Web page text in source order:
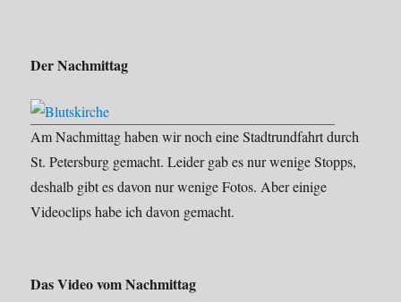
Der Nachmittag
Am Nachmittag haben wir noch eine Stadtrundfahrt durch
St. Petersburg gemacht. Leider gab es nur wenige Stopps,
deshalb gibt es davon nur wenige Fotos. Aber einige
Videoclips habe ich davon gemacht.
Das Video vom Nachmittag